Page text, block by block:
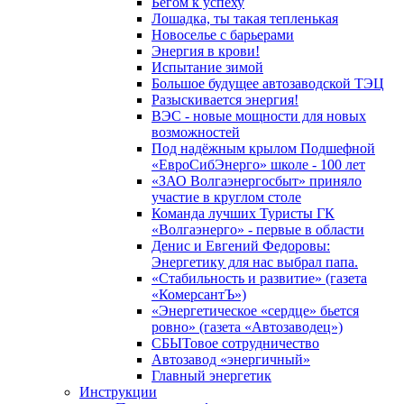
Лошадка, ты такая тепленькая
Новоселье с барьерами
Энергия в крови!
Испытание зимой
Большое будущее автозаводской ТЭЦ
Разыскивается энергия!
ВЭС - новые мощности для новых
возможностей
Под надёжным крылом Подшефной
«ЕвроСибЭнерго» школе - 100 лет
«ЗАО Волгаэнергосбыт» приняло
участие в круглом столе
Команда лучших Туристы ГК
«Волгаэнерго» - первые в области
Денис и Евгений Федоровы:
Энергетику для нас выбрал папа.
«Стабильность и развитие» (газета
«КомерсантЪ»)
«Энергетическое «сердце» бьется
ровно» (газета «Автозаводец»)
СБЫТовое сотрудничество
Автозавод «энергичный»
Главный энергетик
Инструкции